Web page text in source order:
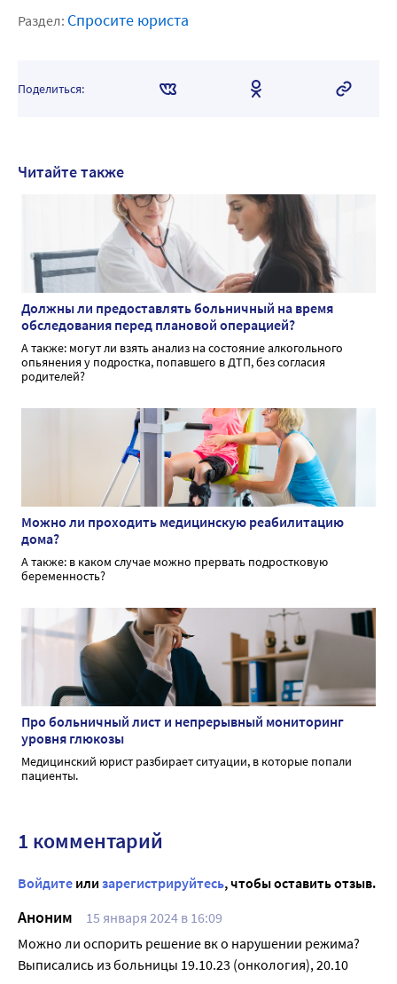
Раздел: Спросите юриста
Поделиться:
Читайте также
Должны ли предоставлять больничный на время
обследования перед плановой операцией?
А также: могут ли взять анализ на состояние алкогольного
опьянения у подростка, попавшего в ДТП, без согласия
родителей?
Можно ли проходить медицинскую реабилитацию
дома?
А также: в каком случае можно прервать подростковую
беременность?
Про больничный лист и непрерывный мониторинг
уровня глюкозы
Медицинский юрист разбирает ситуации, в которые попали
пациенты.
1 комментарий
Войдите или зарегистрируйтесь, чтобы оставить отзыв.
Аноним
15 января 2024 в 16:09
Можно ли оспорить решение вк о нарушении режима?
Выписались из больницы 19.10.23 (онкология), 20.10